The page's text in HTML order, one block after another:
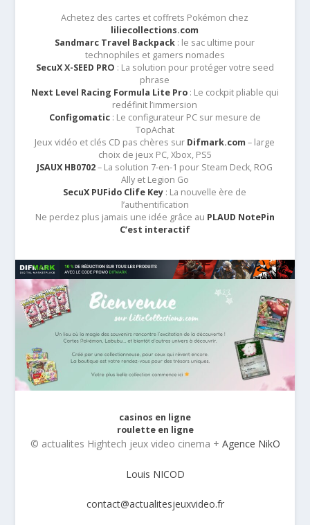
Achetez des cartes et coffrets Pokémon chez
liliecollections.com
Sandmarc Travel Backpack : le sac ultime pour
technophiles et gamers nomades
SecuX X-SEED PRO : La solution pour protéger votre seed
phrase
Next Level Racing Formula Lite Pro: Le cockpit pliable qui
redéfinit l’immersion
Configomatic: Le configurateur PC sur mesure de
TopAchat
Jeux vidéo et clés CD pas chères sur Difmark.com – large
choix de jeux PC, Xbox, PS5
JSAUX HB0702– La solution 7-en-1 pour Steam Deck, ROG
Ally et Legion Go
SecuX PUFido Clife Key : La nouvelle ère de
l’authentification
Ne perdez plus jamais une idée grâce au PLAUD NotePin
C’est interactif
casinos en ligne
roulette en ligne
© actualites Hightech jeux video cinema + Agence NikO
Louis NICOD
contact@actualitesjeuxvideo.fr